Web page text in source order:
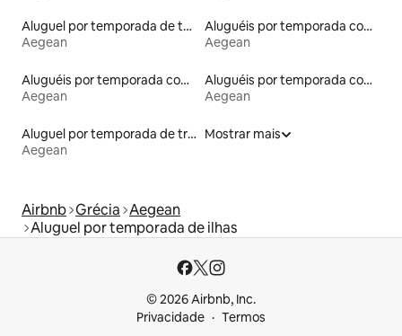
Aluguel por temporada de tendas
Aegean
Aluguéis por temporada com banheira de hidromassagem
Aegean
Aluguéis por temporada com caiaque
Aegean
Aluguéis por temporada com banheiro para PCD
Aegean
Aluguel por temporada de trailers
Aegean
Mostrar mais
Airbnb Grécia Aegean
Aluguel por temporada de ilhas
© 2026 Airbnb, Inc.
Privacidade
Termos